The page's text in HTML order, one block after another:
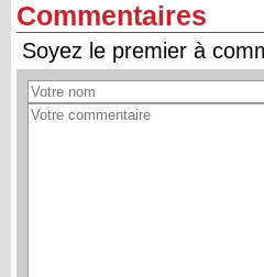
Commentaires
Soyez le premier à